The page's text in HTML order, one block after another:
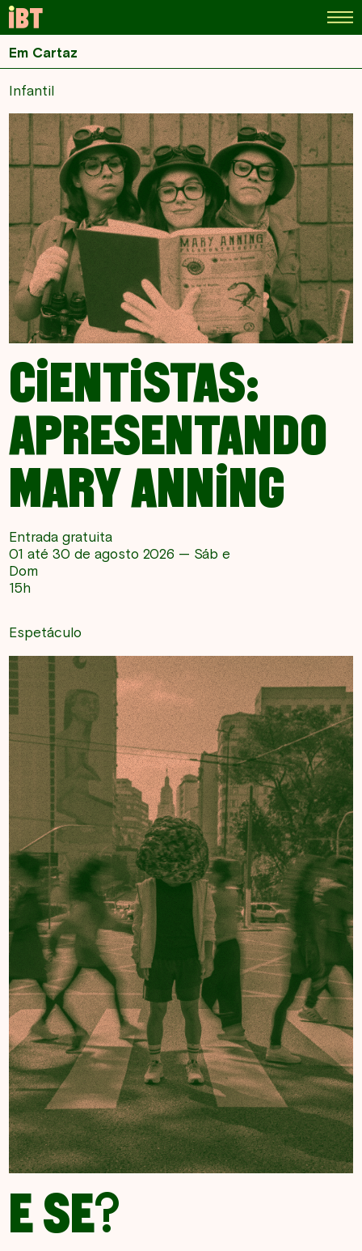
Em Cartaz
Infantil
CIENTISTAS:
APRESENTANDO
MARY ANNING
Entrada gratuita
01 até 30 de agosto 2026 — Sáb e
Dom
15h
Espetáculo
E SE?